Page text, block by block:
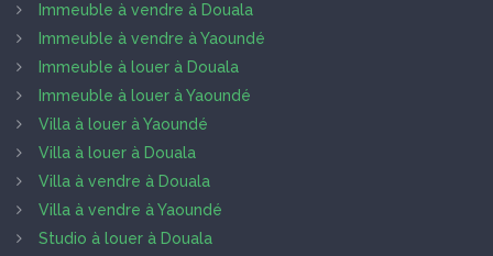
Immeuble à vendre à Douala
Immeuble à vendre à Yaoundé
Immeuble à louer à Douala
Immeuble à louer à Yaoundé
Villa à louer à Yaoundé
Villa à louer à Douala
Villa à vendre à Douala
Villa à vendre à Yaoundé
Studio à louer à Douala